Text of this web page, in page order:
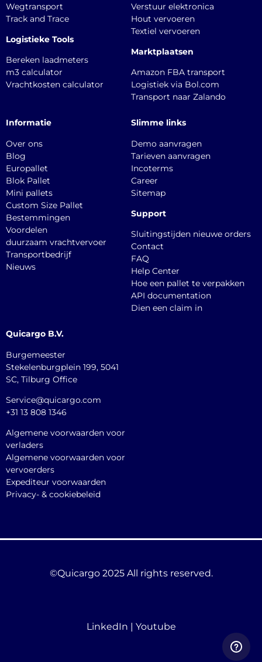
Wegtransport
Track and Trace
Logistieke Tools
Bereken laadmeters
m3 calculator
Vrachtkosten calculator
Verstuur elektronica
Hout vervoeren
Textiel vervoeren
Marktplaatsen
Amazon FBA transport
Logistiek via Bol.com
Transport naar Zalando
Informatie
Over ons
Blog
Europallet
Blok Pallet
Mini pallets
Custom Size Pallet
Bestemmingen
Voordelen
duurzaam vrachtvervoer
Transportbedrijf
Nieuws
Slimme links
Demo aanvragen
Tarieven aanvragen
Incoterms
Career
Sitemap
Support
Sluitingstijden nieuwe orders
Contact
FAQ
Help Center
Hoe een pallet te verpakken
API documentation
Dien een claim in
Quicargo B.V.
Burgemeester
Stekelenburgplein 199, 5041
SC, Tilburg Office
Service@quicargo.com
+31 13 808 1346
Algemene voorwaarden voor
verladers
Algemene voorwaarden voor
vervoerders
Expediteur voorwaarden
Privacy- & cookiebeleid
©Quicargo 2025 All rights reserved.
LinkedIn | Youtube